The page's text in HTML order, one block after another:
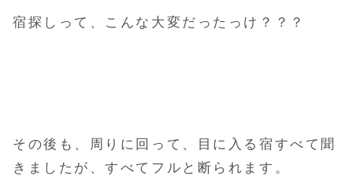
宿探しって、こんな大変だったっけ？？？
その後も、周りに回って、目に入る宿すべて聞
きましたが、すべてフルと断られます。